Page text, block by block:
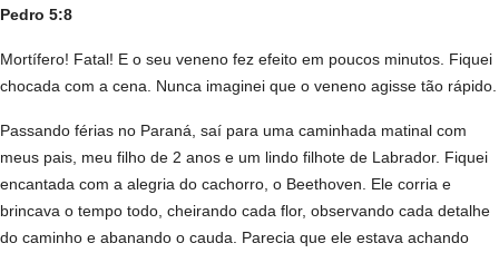
Pedro 5:8
Mortífero! Fatal! E o seu veneno fez efeito em poucos minutos. Fiquei
chocada com a cena. Nunca imaginei que o veneno agisse tão rápido.
Passando férias no Paraná, saí para uma caminhada matinal com
meus pais, meu filho de 2 anos e um lindo filhote de Labrador. Fiquei
encantada com a alegria do cachorro, o Beethoven. Ele corria e
brincava o tempo todo, cheirando cada flor, observando cada detalhe
do caminho e abanando o cauda. Parecia que ele estava achando